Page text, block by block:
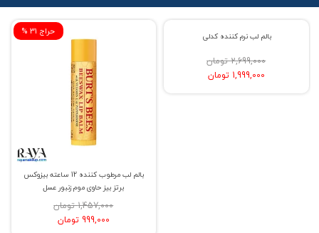
% حراج 31
بالم لب مرطوب کننده 12 ساعته بیزوکس
برتز بیز حاوی موم زنبور عسل
1,457,000 تومان
999,000 تومان
بالم لب نرم کننده کدلی
2,699,000 تومان
1,999,000 تومان